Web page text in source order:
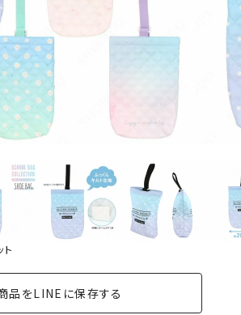
ト
品をLINEに保存する